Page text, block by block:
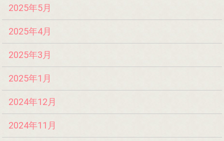
2025年5月
2025年4月
2025年3月
2025年1月
2024年12月
2024年11月